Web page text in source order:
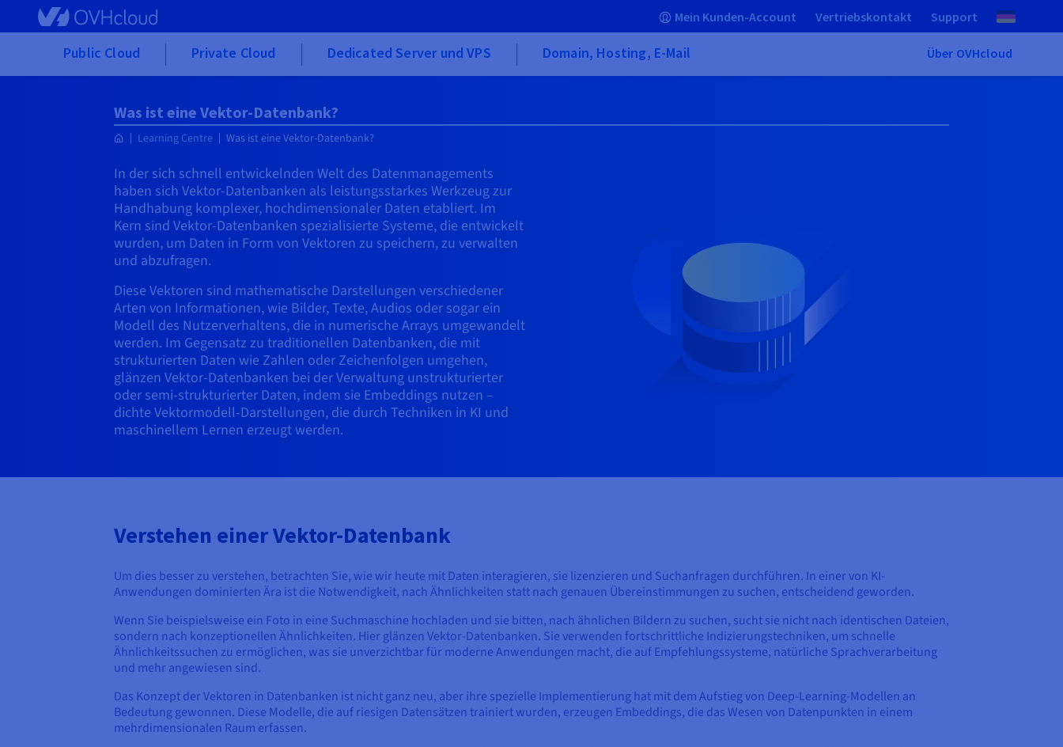
Skip to main content Mein Kunden-Account Vertriebskontakt Support
Public Cloud Private Cloud Dedicated Server und VPS Domain, Hosting, E-Mail Über OVHcloud
Was ist eine Vektor-Datenbank?
Learning Centre Was ist eine Vektor-Datenbank?
In der sich schnell entwickelnden Welt des Datenmanagements
haben sich Vektor-Datenbanken als leistungsstarkes Werkzeug zur
Handhabung komplexer, hochdimensionaler Daten etabliert. Im
Kern sind Vektor-Datenbanken spezialisierte Systeme, die entwickelt
wurden, um Daten in Form von Vektoren zu speichern, zu verwalten
und abzufragen.
Diese Vektoren sind mathematische Darstellungen verschiedener
Arten von Informationen, wie Bilder, Texte, Audios oder sogar ein
Modell des Nutzerverhaltens, die in numerische Arrays umgewandelt
werden. Im Gegensatz zu traditionellen Datenbanken, die mit
strukturierten Daten wie Zahlen oder Zeichenfolgen umgehen,
glänzen Vektor-Datenbanken bei der Verwaltung unstrukturierter
oder semi-strukturierter Daten, indem sie Embeddings nutzen –
dichte Vektormodell-Darstellungen, die durch Techniken in KI und
maschinellem Lernen erzeugt werden.
Verstehen einer Vektor-Datenbank
Um dies besser zu verstehen, betrachten Sie, wie wir heute mit Daten interagieren, sie lizenzieren und Suchanfragen durchführen. In einer von KI-
Anwendungen dominierten Ära ist die Notwendigkeit, nach Ähnlichkeiten statt nach genauen Übereinstimmungen zu suchen, entscheidend geworden.
Wenn Sie beispielsweise ein Foto in eine Suchmaschine hochladen und sie bitten, nach ähnlichen Bildern zu suchen, sucht sie nicht nach identischen Dateien,
sondern nach konzeptionellen Ähnlichkeiten. Hier glänzen Vektor-Datenbanken. Sie verwenden fortschrittliche Indizierungstechniken, um schnelle
Ähnlichkeitssuchen zu ermöglichen, was sie unverzichtbar für moderne Anwendungen macht, die auf Empfehlungssysteme, natürliche Sprachverarbeitung
und mehr angewiesen sind.
Das Konzept der Vektoren in Datenbanken ist nicht ganz neu, aber ihre spezielle Implementierung hat mit dem Aufstieg von Deep-Learning-Modellen an
Bedeutung gewonnen. Diese Modelle, die auf riesigen Datensätzen trainiert wurden, erzeugen Embeddings, die das Wesen von Datenpunkten in einem
mehrdimensionalen Raum erfassen.